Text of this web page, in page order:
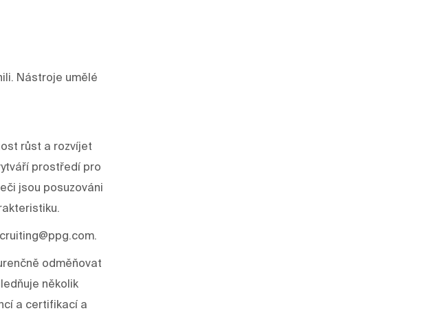
Nástroje umělé
růst a rozvíjet
prostředí pro
jsou posuzováni
odměňovat
několik
a certifikací a